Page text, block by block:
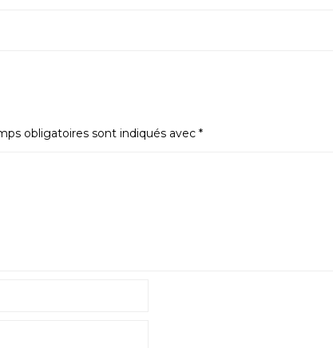
obligatoires sont indiqués avec *